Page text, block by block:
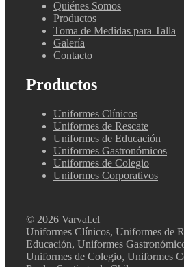
Quiénes Somos
Productos
Toma de Medidas para Talla
Galería
Contacto
Productos
Uniformes Clínicos
Uniformes de Rescate
Uniformes de Educación
Uniformes Gastronómicos
Uniformes de Colegio
Uniformes Corporativos
© 2026 Varval.cl
Uniformes Clínicos, Uniformes de
Educación, Uniformes
Uniformes de Colegio, Uniformes